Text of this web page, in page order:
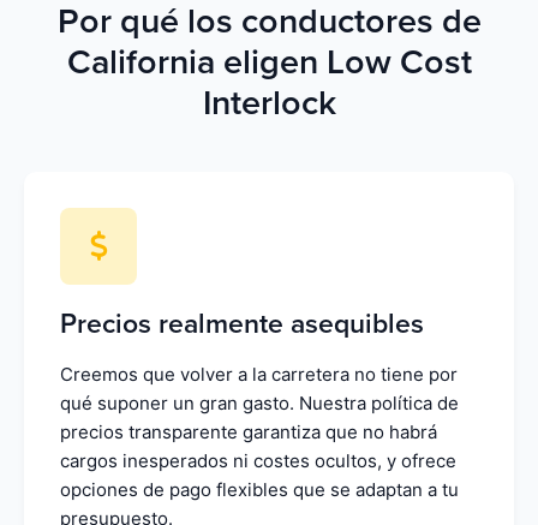
Por qué los conductores de
California eligen Low Cost
Interlock
Precios realmente asequibles
Creemos que volver a la carretera no tiene por
qué suponer un gran gasto. Nuestra política de
precios transparente garantiza que no habrá
cargos inesperados ni costes ocultos, y ofrece
opciones de pago flexibles que se adaptan a tu
presupuesto.